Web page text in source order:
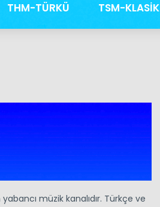
THM-TÜRKÜ TSM-KLASİK
müzik kanalıdır. Türkçe ve